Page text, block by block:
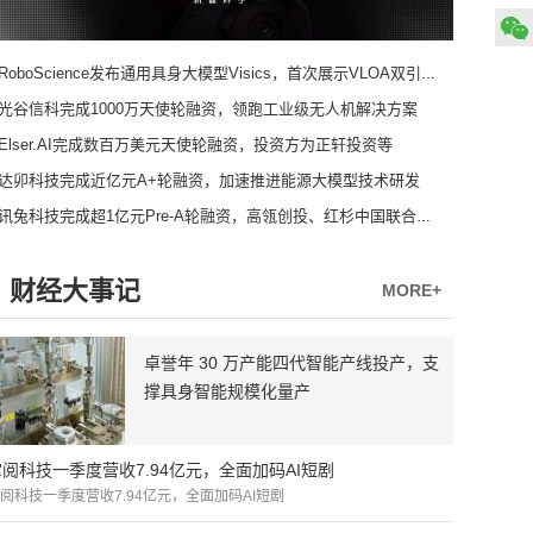
RoboScience发布通用具身大模型Visics，首次展示VLOA双引擎架构
谷信科完成1000万天使轮融资，领跑工业级无人机解决方案
完成数百万美元天使轮融资，投资方为正轩投资等
卯科技完成近亿元A+轮融资，加速推进能源大模型技术研发
讯兔科技完成超1亿元Pre-A轮融资，高瓴创投、红杉中国联合领投
MORE+
财经大事记
卓誉年 30 万产能四代智能产线投产，支
撑具身智能规模化量产
科技一季度营收7.94亿元，全面加码AI短剧
科技一季度营收7.94亿元，全面加码AI短剧